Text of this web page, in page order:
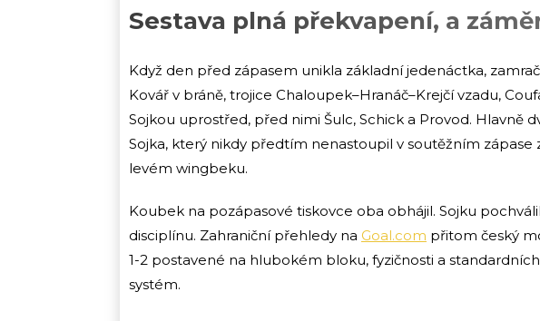
Sestava plná překvapení, a
Když den před zápasem unikla základní jedenáctka,
Kovář v bráně, trojice Chaloupek–Hranáč–Krejčí vzadu,
Sojkou uprostřed, před nimi Šulc, Schick a Provod. Hlavně
Sojka, který nikdy předtím nenastoupil v soutěžním zápase
levém wingbeku.
Koubek na pozápasové tiskovce oba obhájil. Sojku
disciplínu. Zahraniční přehledy na Goal.com přitom český
1-2 postavené na hlubokém bloku, fyzičnosti a
systém.